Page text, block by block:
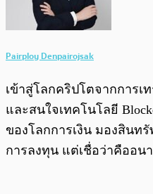
Pairploy Denpairojsak
เข้าสู่โลกคริปโตจากการเ
และสนใจเทคโนโลยี
ของโลกการเงิน มองสินท
การลงทุน แต่เชื่อว่าคืออน